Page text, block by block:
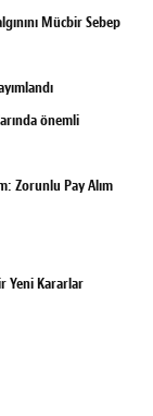
Mücbir Sebep
önemli
Zorunlu Pay Alım
Yeni Kararlar